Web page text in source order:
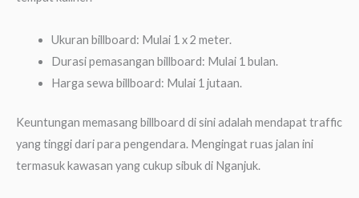
Ukuran billboard: Mulai 1 x 2 meter.
Durasi pemasangan billboard: Mulai 1 bulan.
Harga sewa billboard: Mulai 1 jutaan.
Keuntungan memasang billboard di sini adalah mendapat traffic
yang tinggi dari para pengendara. Mengingat ruas jalan ini
termasuk kawasan yang cukup sibuk di Nganjuk.